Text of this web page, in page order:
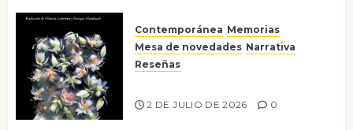
Contemporánea Memorias
Mesa de novedades Narrativa
Reseñas
2 DE JULIO DE 2026 0